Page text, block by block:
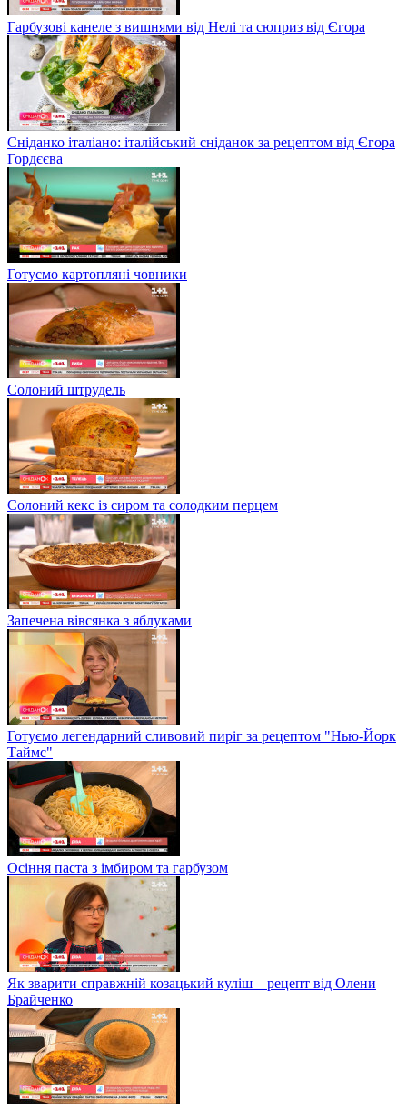
Гарбузові канеле з вишнями від Нелі та сюприз від Єгора
Сніданко італіано: італійський сніданок за рецептом від Єгора
Гордєєва
Готуємо картопляні човники
Солоний штрудель
Солоний кекс із сиром та солодким перцем
Запечена вівсянка з яблуками
Готуємо легендарний сливовий пиріг за рецептом "Нью-Йорк
Таймс"
Осіння паста з імбиром та гарбузом
Як зварити справжній козацький куліш – рецепт від Олени
Брайченко